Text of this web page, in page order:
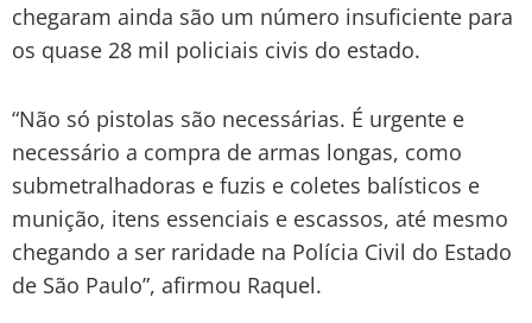
chegaram ainda são um número insuficiente para
os quase 28 mil policiais civis do estado.
“Não só pistolas são necessárias. É urgente e
necessário a compra de armas longas, como
submetralhadoras e fuzis e coletes balísticos e
munição, itens essenciais e escassos, até mesmo
chegando a ser raridade na Polícia Civil do Estado
de São Paulo”, afirmou Raquel.